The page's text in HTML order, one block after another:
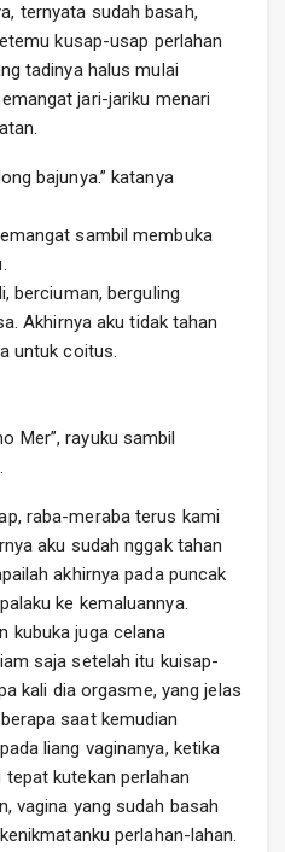
ternyata sudah basah,
kusap-usap perlahan
tadinya halus mulai
jari-jariku menari
bajunya.” katanya
sambil membuka
berciuman, berguling
Akhirnya aku tidak tahan
untuk coitus.
Mer”, rayuku sambil
raba-meraba terus kami
aku sudah nggak tahan
akhirnya pada puncak
ke kemaluannya.
kubuka juga celana
saja setelah itu kuisap-
kali dia orgasme, yang jelas
saat kemudian
liang vaginanya, ketika
kutekan perlahan
vagina yang sudah basah
perlahan-lahan.